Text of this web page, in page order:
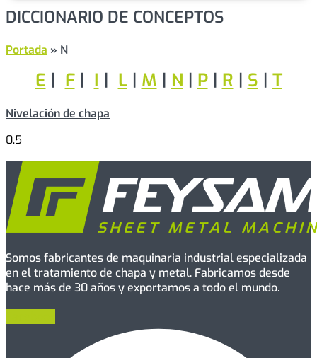
DICCIONARIO DE CONCEPTOS
Portada » N
E | F| I | L| M | N | P| R | S | T
Nivelación de chapa
Somos fabricantes de maquinaria industrial especializada
en el tratamiento de chapa y metal. Fabricamos desde
hace más de 30 años y exportamos a todo el mundo.